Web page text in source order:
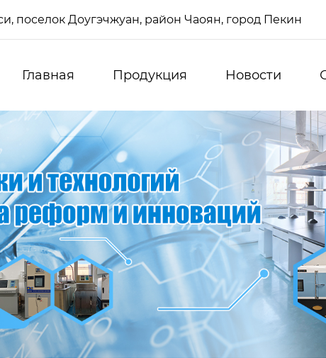
поселок Доугэчжуан, район Чаоян, город Пекин
Главная Продукция Новости